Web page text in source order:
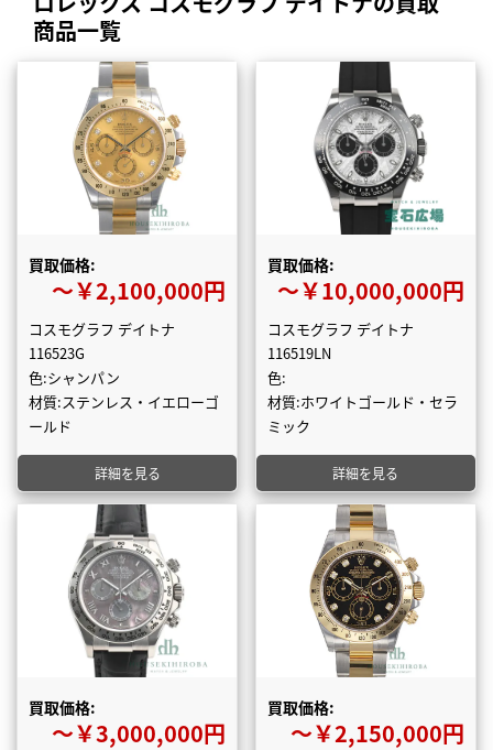
商品一覧
買取価格:
〜￥2,100,000円
コスモグラフ デイトナ
116523G
色:シャンパン
材質:ステンレス・イエローゴ
ールド
詳細を見る
買取価格:
〜￥10,000,000円
コスモグラフ デイトナ
116519LN
色:
材質:ホワイトゴールド・セラ
ミック
詳細を見る
買取価格:
〜￥3,000,000円
買取価格:
〜￥2,150,000円